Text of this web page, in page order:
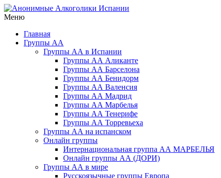
Перейти
к
Барселоне, Бенедорме, Валенсии, Мадриде, Марбелье,
Торревьехе и на о. Тенерифе
Меню
Главная
Группы АА
Группы АА в Испании
Группы АА Аликанте
Группы АА Барселона
Группы АА Бенидорм
Группы АА Валенсия
Группы АА Мадрид
Группы АА Марбелья
Группы АА Тенерифе
Группы АА Торревьеха
Группы АА на испанском
Онлайн группы
Интернациональная группа АА МАРБЕЛЬЯ
Онлайн группы АА (ДОРИ)
Группы АА в мире
Русскоязычные группы Европа